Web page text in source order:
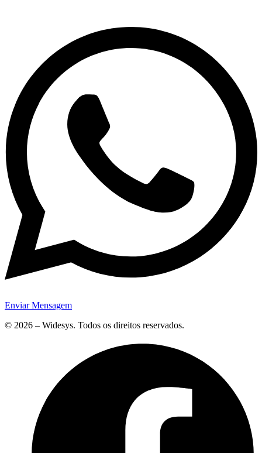
Enviar Mensagem
© 2026 – Widesys. Todos os direitos reservados.